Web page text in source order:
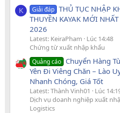
K Giải đáp THỦ TỤC NHẬP
THUYỀN KAYAK MỚI
2026
Latest: KeiraPham
Lúc 14:48
Chứng từ xuất nhập khẩu
Quảng cáo Chuyển Hàng
Yên Đi Viêng Chăn – Lào
Nhanh Chóng, Giá Tốt
Latest: Thành Vinh01
Lúc
Dịch vụ doanh nghiệp xuất
Logistics